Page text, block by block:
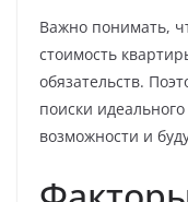
Важно понимать,
стоимость
обязательств.
поиски
возможности и